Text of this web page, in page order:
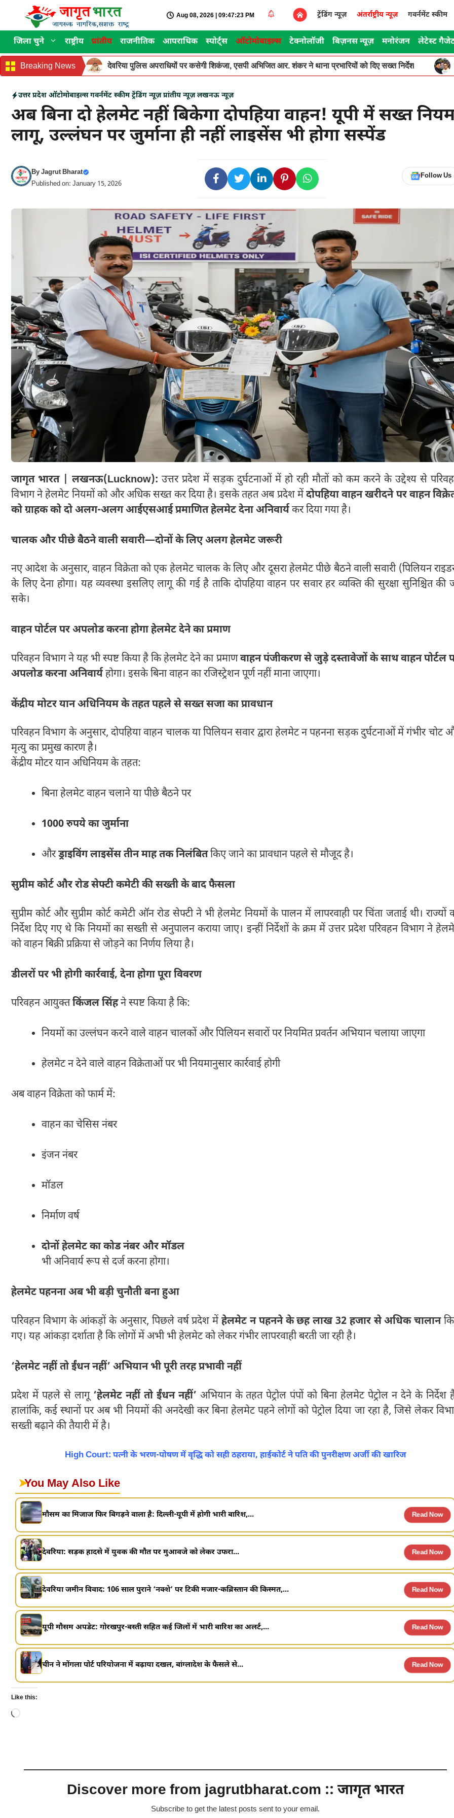
content
Aug 08, 2026 | 09:47:23 PM ट्रेंडिंग न्यूज़ अंतर्राष्ट्रीय न्यूज़ गवर्नमेंट स्कीम
जिला चुने राष्ट्रीय प्रांतीय राजनीतिक आपराधिक स्पोर्ट्स ऑटोमोबाइल्स टेक्नोलॉजी बिज़नस न्यूज़ मनोरंजन लेटेस्ट
Breaking News देवरिया पुलिस अपराधियों पर कसेगी शिकंजा, एसपी अभिजित आर. शंकर ने थाना प्रभारियों को दिए सख्त निर्देश
उत्तर प्रदेश ऑटोमोबाइल्स गवर्नमेंट स्कीम ट्रेंडिंग न्यूज़ प्रांतीय न्यूज़ लखनऊ न्यूज़
अब बिना दो हेलमेट नहीं बिकेगा दोपहिया वाहन! यूपी में सख्त
लागू, उल्लंघन पर जुर्माना ही नहीं लाइसेंस भी होगा सस्पेंड
ByJagrut Bharat
Published on: January 15, 2026
Follow Us
जागृत भारत | लखनऊ(Lucknow): उत्तर प्रदेश में सड़क दुर्घटनाओं में हो रही मौतों को कम करने के उद्देश्य से
विभाग ने हेलमेट नियमों को और अधिक सख्त कर दिया है। इसके तहत अब प्रदेश मेंदोपहिया वाहन खरीदने पर वाहन
को ग्राहक को दो अलग-अलग आईएसआई प्रमाणित हेलमेट देना अनिवार्यकर दिया गया है।
चालक और पीछे बैठने वाली सवारी—दोनों के लिए अलग हेलमेट जरूरी
नए आदेश के अनुसार, वाहन विक्रेता को एक हेलमेट चालक के लिए और दूसरा हेलमेट पीछे बैठने वाली सवारी (पिलियन
के लिए देना होगा। यह व्यवस्था इसलिए लागू की गई है ताकि दोपहिया वाहन पर सवार हर व्यक्ति की सुरक्षा सुनिश्चित की
सके।
वाहन पोर्टल पर अपलोड करना होगा हेलमेट देने का प्रमाण
परिवहन विभाग ने यह भी स्पष्ट किया है कि हेलमेट देने का प्रमाणवाहन पंजीकरण से जुड़े दस्तावेजों के साथ वाहन पोर्टल
अपलोड करना अनिवार्यहोगा। इसके बिना वाहन का रजिस्ट्रेशन पूर्ण नहीं माना जाएगा।
केंद्रीय मोटर यान अधिनियम के तहत पहले से सख्त सजा का प्रावधान
परिवहन विभाग के अनुसार, दोपहिया वाहन चालक या पिलियन सवार द्वारा हेलमेट न पहनना सड़क दुर्घटनाओं में गंभीर चोट
मृत्यु का प्रमुख कारण है।
केंद्रीय मोटर यान अधिनियम के तहत:
बिना हेलमेट वाहन चलाने या पीछे बैठने पर
1000 रुपये का जुर्माना
औरड्राइविंग लाइसेंस तीन माह तक निलंबितकिए जाने का प्रावधान पहले से मौजूद है।
सुप्रीम कोर्ट और रोड सेफ्टी कमेटी की सख्ती के बाद फैसला
सुप्रीम कोर्ट और सुप्रीम कोर्ट कमेटी ऑन रोड सेफ्टी ने भी हेलमेट नियमों के पालन में लापरवाही पर चिंता जताई थी। राज्यों
निर्देश दिए गए थे कि नियमों का सख्ती से अनुपालन कराया जाए। इन्हीं निर्देशों के क्रम में उत्तर प्रदेश परिवहन विभाग ने
को वाहन बिक्री प्रक्रिया से जोड़ने का निर्णय लिया है।
डीलरों पर भी होगी कार्रवाई, देना होगा पूरा विवरण
परिवहन आयुक्तकिंजल सिंहने स्पष्ट किया है कि:
नियमों का उल्लंघन करने वाले वाहन चालकों और पिलियन सवारों पर नियमित प्रवर्तन अभियान चलाया जाएगा
हेलमेट न देने वाले वाहन विक्रेताओं पर भी नियमानुसार कार्रवाई होगी
अब वाहन विक्रेता को फार्म में:
वाहन का चेसिस नंबर
इंजन नंबर
मॉडल
निर्माण वर्ष
दोनों हेलमेट का कोड नंबर और मॉडल
भी अनिवार्य रूप से दर्ज करना होगा।
हेलमेट पहनना अब भी बड़ी चुनौती बना हुआ
परिवहन विभाग के आंकड़ों के अनुसार, पिछले वर्ष प्रदेश मेंहेलमेट न पहनने के छह लाख 32 हजार से अधिक चालान
गए। यह आंकड़ा दर्शाता है कि लोगों में अभी भी हेलमेट को लेकर गंभीर लापरवाही बरती जा रही है।
‘हेलमेट नहीं तो ईंधन नहीं’ अभियान भी पूरी तरह प्रभावी नहीं
प्रदेश में पहले से लागू ‘हेलमेट नहीं तो ईंधन नहीं’ अभियान के तहत पेट्रोल पंपों को बिना हेलमेट पेट्रोल न देने के निर्देश
हालांकि, कई स्थानों पर अब भी नियमों की अनदेखी कर बिना हेलमेट पहने लोगों को पेट्रोल दिया जा रहा है, जिसे लेकर
सख्ती बढ़ाने की तैयारी में है।
High Court: पत्नी के भरण-पोषण में वृद्धि को सही ठहराया, हाईकोर्ट ने पति की पुनरीक्षण अर्जी की खारिज
➤You May Also Like
मौसम का मिजाज फिर बिगड़ने वाला है: दिल्ली-यूपी में होगी भारी बारिश,... Read Now
देवरिया: सड़क हादसे में युवक की मौत पर मुआवजे को लेकर उफरा... Read Now
देवरिया जमीन विवाद: 106 साल पुराने ‘नक्शे’ पर टिकी मजार-कब्रिस्तान की किस्मत,... Read Now
यूपी मौसम अपडेट: गोरखपुर-बस्ती सहित कई जिलों में भारी बारिश का अलर्ट,... Read Now
चीन ने मोंगला पोर्ट परियोजना में बढ़ाया दखल, बांग्लादेश के फैसले से... Read Now
Like this:
Loading…
Discover more from jagrutbharat.com :: जागृत भारत
Subscribe to get the latest posts sent to your email.